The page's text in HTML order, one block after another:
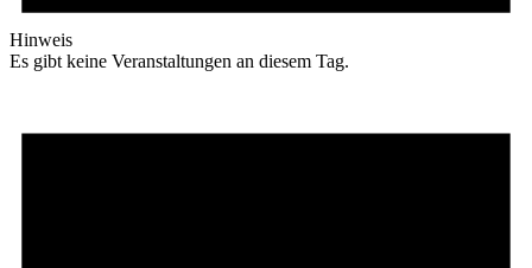
Hinweis
Es gibt keine Veranstaltungen an diesem Tag.